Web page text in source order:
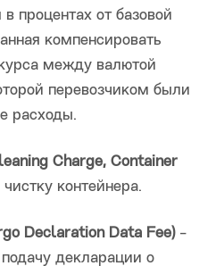
процентах от базовой
компенсировать
между валютой
перевозчиком были
расходы.
Charge, Container
контейнера.
Declaration Data Fee)-
декларации о